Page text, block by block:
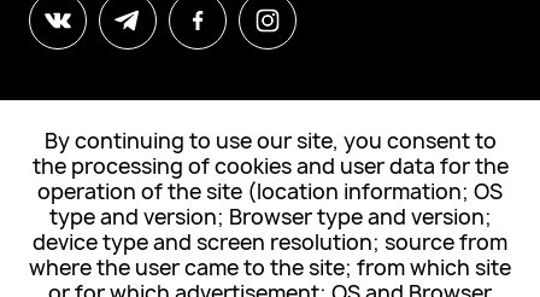
© All Rights Reserved. Tabula Sense
Подписка на новости
By continuing to use our site, you consent to
the processing of cookies and user data for the
operation of the site (location information; OS
type and version; Browser type and version;
device type and screen resolution; source from
where the user came to the site; from which site